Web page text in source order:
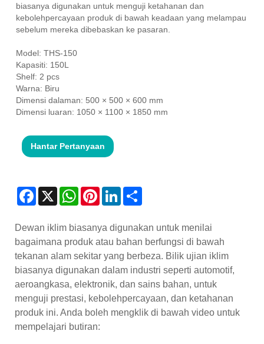
biasanya digunakan untuk menguji ketahanan dan
kebolehpercayaan produk di bawah keadaan yang melampau
sebelum mereka dibebaskan ke pasaran.
Model: THS-150
Kapasiti: 150L
Shelf: 2 pcs
Warna: Biru
Dimensi dalaman: 500 × 500 × 600 mm
Dimensi luaran: 1050 × 1100 × 1850 mm
Hantar Pertanyaan
Facebook
X WhatsAppPinterestLinkedIn
Dewan iklim biasanya digunakan untuk menilai
bagaimana produk atau bahan berfungsi di bawah
tekanan alam sekitar yang berbeza. Bilik ujian iklim
biasanya digunakan dalam industri seperti automotif,
aeroangkasa, elektronik, dan sains bahan, untuk
menguji prestasi, kebolehpercayaan, dan ketahanan
produk ini. Anda boleh mengklik di bawah video untuk
mempelajari butiran: